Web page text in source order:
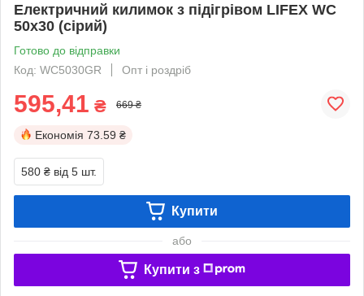
Електричний килимок з підігрівом LIFEX WC
50х30 (сірий)
Готово до відправки
Код: WC5030GR
Опт і роздріб
595,41 ₴ 669 ₴
Економія 73.59 ₴
580 ₴ від 5 шт.
Купити
або
Купити з